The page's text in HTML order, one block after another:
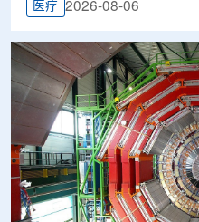
医疗 2026-08-06